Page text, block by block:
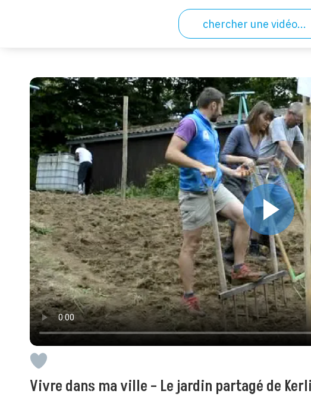
Vivre dans ma ville – Le jardin partagé de